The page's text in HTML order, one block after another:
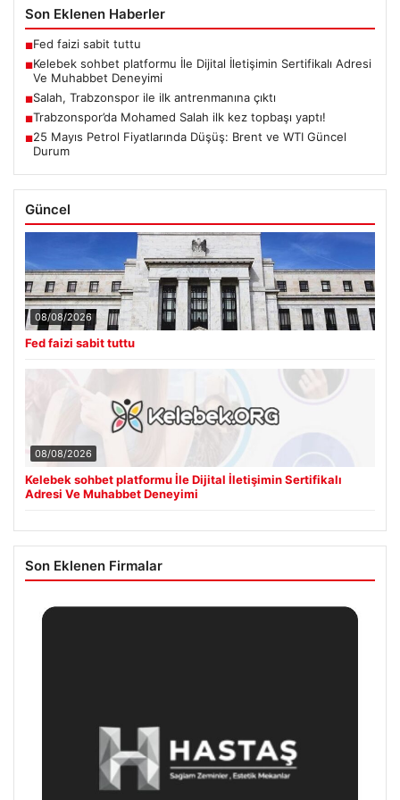
Son Eklenen Haberler
■Fed faizi sabit tuttu
■Kelebek sohbet platformu İle Dijital İletişimin Sertifikalı Adresi
Ve Muhabbet Deneyimi
■Salah, Trabzonspor ile ilk antrenmanına çıktı
■Trabzonspor’da Mohamed Salah ilk kez topbaşı yaptı!
■25 Mayıs Petrol Fiyatlarında Düşüş: Brent ve WTI Güncel
Durum
Güncel
08/08/2026
Fed faizi sabit tuttu
08/08/2026
Kelebek sohbet platformu İle Dijital İletişimin Sertifikalı
Adresi Ve Muhabbet Deneyimi
Son Eklenen Firmalar